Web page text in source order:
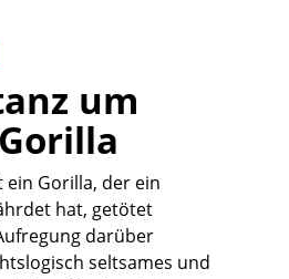
um
ein Gorilla, der ein
hat, getötet
darüber
seltsames und